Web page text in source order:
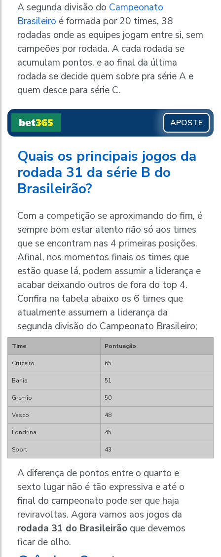
A segunda divisão do Campeonato
Brasileiro é formada por 20 times, 38
rodadas onde as equipes jogam entre si, sem
campeões por rodada. A cada rodada se
acumulam pontos, e ao final da última
rodada se decide quem sobre pra série A e
quem desce para série C.
APOSTE
Quais os principais jogos da
rodada 31 da série B do
Brasileirão?
Com a competição se aproximando do fim, é
sempre bom estar atento não só aos times
que se encontram nas 4 primeiras posições.
Afinal, nos momentos finais os times que
estão quase lá, podem assumir a liderança e
acabar deixando outros de fora do top 4.
Confira na tabela abaixo os 6 times que
atualmente assumem a liderança da
segunda divisão do Campeonato Brasileiro;
Time Pontuação
Cruzeiro 65
Bahia 51
Grêmio 50
Vasco 48
Londrina 45
Sport 43
A diferença de pontos entre o quarto e
sexto lugar não é tão expressiva e até o
final do campeonato pode ser que haja
reviravoltas. Agora vamos aos jogos da
rodada 31 do Brasileirão que devemos
ficar de olho.